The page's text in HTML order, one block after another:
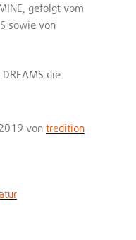
gefolgt vom
sowie von
die
vontredition